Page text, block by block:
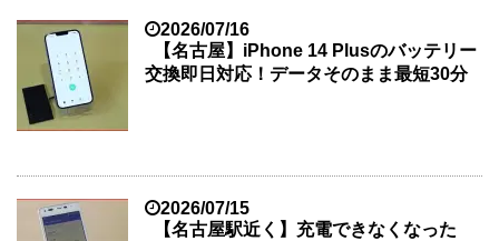
2026/07/16
【名古屋】iPhone 14 Plusのバッテリー
交換即日対応！データそのまま最短30分
2026/07/15
【名古屋駅近く】充電できなくなった